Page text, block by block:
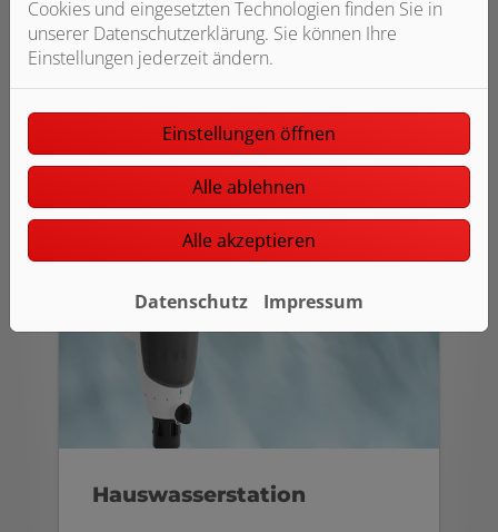
sich negativ auf den Wasserverbrauch
und die Geräuschentwicklung in den
Armaturen aus. Außerdem werden
Schäden durch Überdruck, wie z. B.
Rohrbrüche, vermieden.
Hauswasserstation
Cookies und eingesetzten Technologien finden Sie in
unserer Datenschutzerklärung. Sie können Ihre
Einstellungen jederzeit ändern.
Einstellungen öffnen
Alle ablehnen
Alle akzeptieren
Datenschutz Impressum